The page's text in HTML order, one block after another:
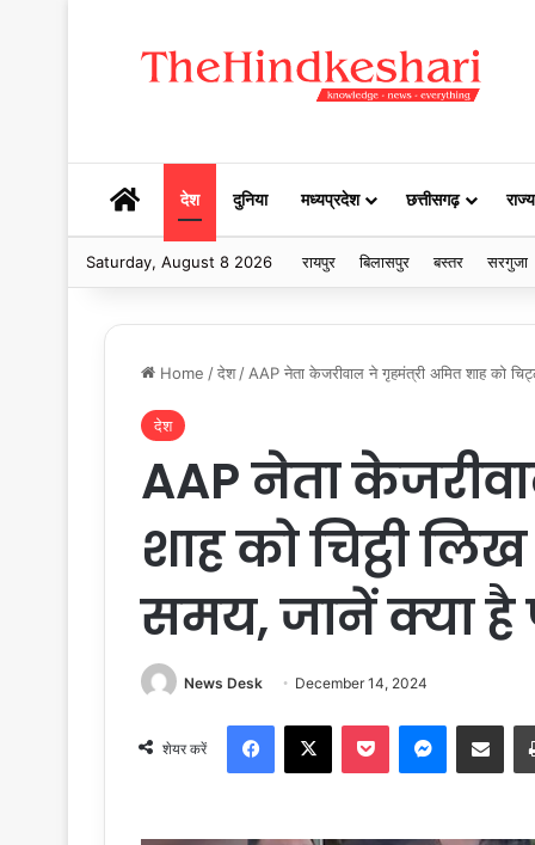
HOMEदेश दुनिया मध्यप्रदेश छत्तीसगढ़ राज्य
Saturday, August 8 2026 रायपुर बिलासपुर बस्तर सरगुजा
Home /देश / AAP नेता केजरीवाल ने गृहमंत्री अमित शाह को
देश
AAP नेता
शाह को चिट्ठी
समय, जानें क्या है
News Desk December 14, 2024
शेयर करें